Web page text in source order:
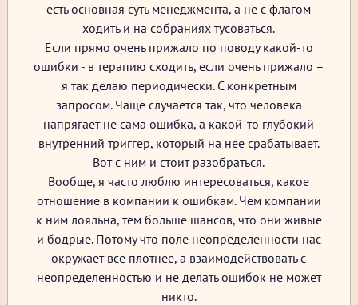
есть основная суть менеджмента, а не с флагом
ходить и на собраниях тусоваться.
Если прямо очень прижало по поводу какой-то
ошибки - в терапию сходить, если очень прижало –
я так делаю периодически. С конкретным
запросом. Чаще случается так, что человека
напрягает не сама ошибка, а какой-то глубокий
внутренний триггер, который на нее срабатывает.
Вот с ним и стоит разобраться.
Вообще, я часто люблю интересоваться, какое
отношение в компании к ошибкам. Чем компании
к ним лояльна, тем больше шансов, что они живые
и бодрые. Потому что поле неопределенности нас
окружает все плотнее, а взаимодействовать с
неопределенностью и не делать ошибок не может
никто.